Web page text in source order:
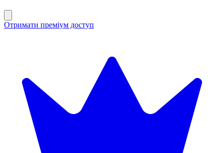
Отримати преміум доступ